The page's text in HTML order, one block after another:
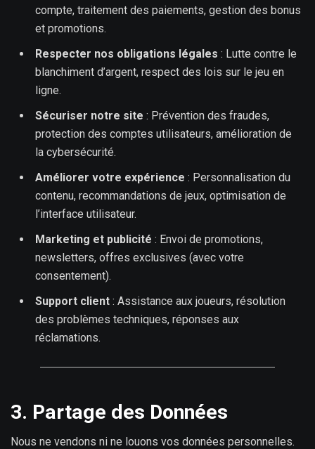
compte, traitement des paiements, gestion des bonus
et promotions.
Respecter nos obligations légales : Lutte contre le
blanchiment d’argent, respect des lois sur le jeu en
ligne.
Sécuriser notre site : Prévention des fraudes,
protection des comptes utilisateurs, amélioration de
la cybersécurité.
Améliorer votre expérience : Personnalisation du
contenu, recommandations de jeux, optimisation de
l’interface utilisateur.
Marketing et publicité : Envoi de promotions,
newsletters, offres exclusives (avec votre
consentement).
Support client : Assistance aux joueurs, résolution
des problèmes techniques, réponses aux
réclamations.
3. Partage des Données
Nous ne vendons ni ne louons vos données personnelles.